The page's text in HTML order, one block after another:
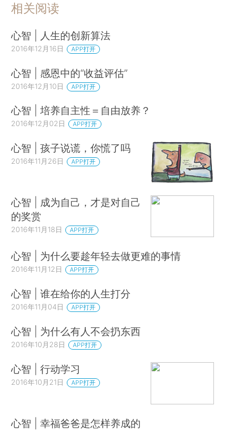
相关阅读
心智 | 人生的创新算法
2016年12月16日 APP打开
心智 | 感恩中的“收益评估”
2016年12月10日 APP打开
心智 | 培养自主性＝自由放养？
2016年12月02日 APP打开
心智 | 孩子说谎，你慌了吗
2016年11月26日 APP打开
心智 | 成为自己，才是对自己
的奖赏
2016年11月18日 APP打开
心智 | 为什么要趁年轻去做更难的事情
2016年11月12日 APP打开
心智 | 谁在给你的人生打分
2016年11月04日 APP打开
心智 | 为什么有人不会扔东西
2016年10月28日 APP打开
心智 | 行动学习
2016年10月21日 APP打开
心智 | 幸福爸爸是怎样养成的